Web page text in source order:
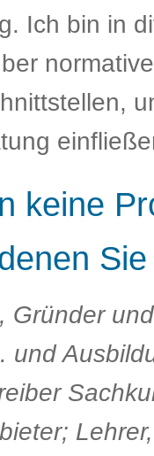
Ich bin in
keine
Gründer
und